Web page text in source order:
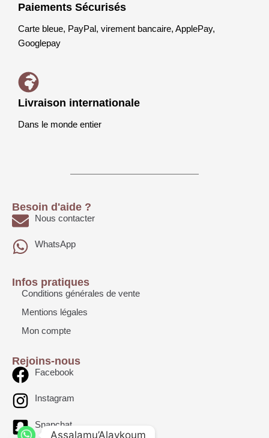
Paiements Sécurisés
Carte bleue, PayPal, virement bancaire, ApplePay,
Googlepay
Livraison internationale
Dans le monde entier
Besoin d'aide ?
Nous contacter
WhatsApp
Infos pratiques
Conditions générales de vente
Mentions légales
Mon compte
Rejoins-nous
Facebook
Instagram
Snapchat
Assalamu’Alaykoum